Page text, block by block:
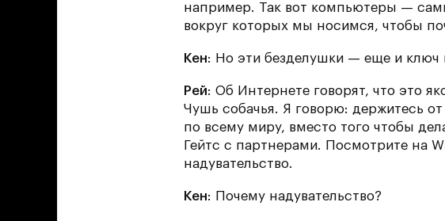
например. Так вот компьютеры —
вокруг которых мы носимся, чтобы
Кен: Но эти безделушки — еще и ключ
Рей: Об Интернете говорят, что это
Чушь собачья. Я говорю: держитесь
по всему миру, вместо того чтобы
Гейтс с партнерами. Посмотрите на
надувательство.
Кен: Почему надувательство?